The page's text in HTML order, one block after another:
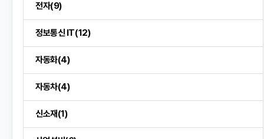
전자(9)
정보통신 IT(12)
자동화(4)
자동차(4)
신소재(1)